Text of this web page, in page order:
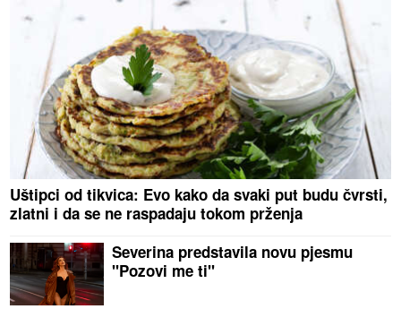
Uštipci od tikvica: Evo kako da svaki put budu čvrsti,
zlatni i da se ne raspadaju tokom prženja
Severina predstavila novu pjesmu
"Pozovi me ti"